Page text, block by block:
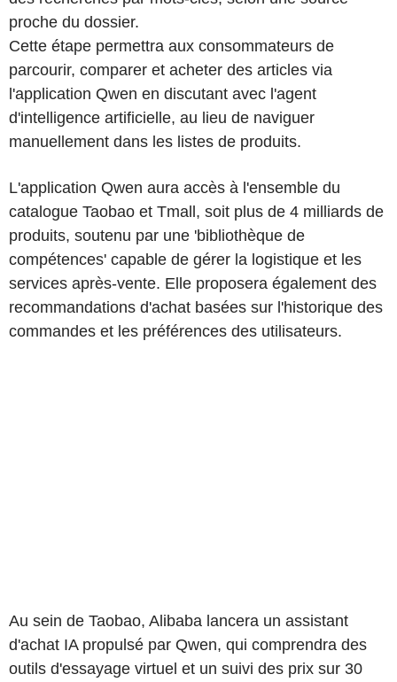
proche du dossier.
Cette étape permettra aux consommateurs de
parcourir, comparer et acheter des articles via
l'application Qwen en discutant avec l'agent
d'intelligence artificielle, au lieu de naviguer
manuellement dans les listes de produits.
L'application Qwen aura accès à l'ensemble du
catalogue Taobao et Tmall, soit plus de 4 milliards de
produits, soutenu par une 'bibliothèque de
compétences' capable de gérer la logistique et les
services après-vente. Elle proposera également des
recommandations d'achat basées sur l'historique des
commandes et les préférences des utilisateurs.
Au sein de Taobao, Alibaba lancera un assistant
d'achat IA propulsé par Qwen, qui comprendra des
outils d'essayage virtuel et un suivi des prix sur 30